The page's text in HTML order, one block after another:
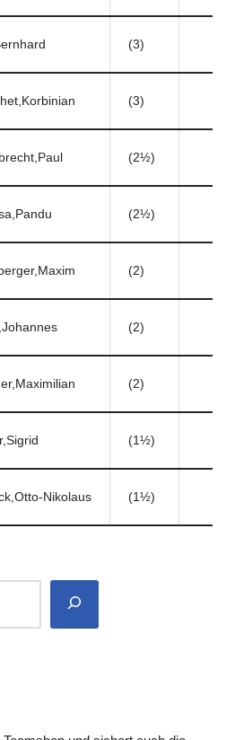
(3)
(3)
(2½)
(2½)
(2)
(2)
(2)
(1½)
Nikolaus (1½)